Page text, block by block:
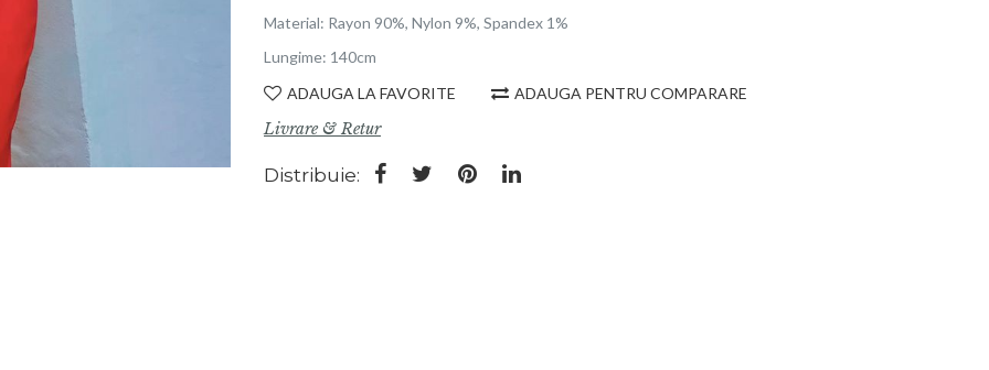
Material: Rayon 90%, Nylon 9%, Spandex 1%
Lungime: 140cm
ADAUGA LA FAVORITE
ADAUGA PENTRU COMPARARE
Livrare & Retur
Distribuie: